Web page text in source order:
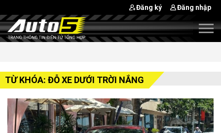
Đăng ký Đăng nhập
TỪ KHÓA: ĐỖ XE DƯỚI TRỜI NẮNG